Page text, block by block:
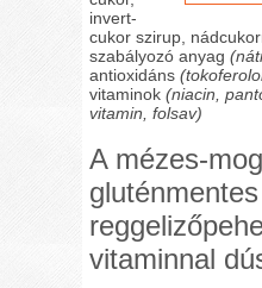
invert-
cukor szirup,
szabályozó anyag
antioxidáns
vitaminok(niacin,
vitamin, folsav)
A mézes-
gluténmentes
vitaminnal